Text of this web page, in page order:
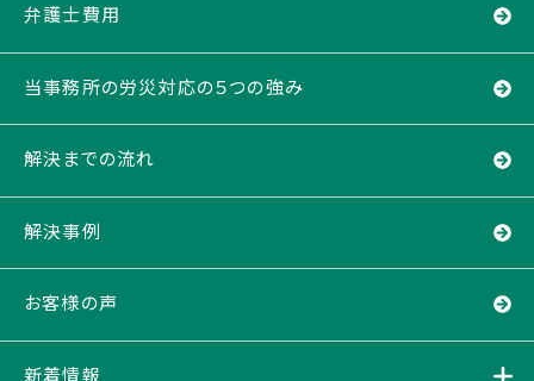
弁護士費用
当事務所の労災対応の５つの強み
解決までの流れ
解決事例
お客様の声
新着情報